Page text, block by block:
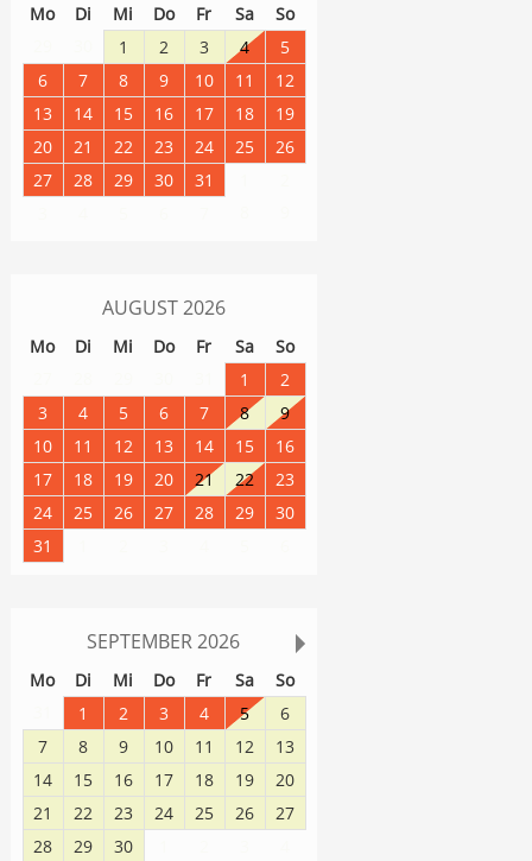
Mo Di Mi Do Fr Sa
So
1 2 3 4
5
6
7 8 9 10 11
12
13
14 15 16 17 18
19
20
21 22 23 24 25
26
27
28 29 30 31
AUGUST2026
Mo Di Mi Do Fr Sa
So
1
2
3
4 5 6 7 8
9
10
11 12 13 14 15
16
17
18 19 20 21 22
23
24
25 26 27 28 29
30
31
SEPTEMBER 2026
Mo Di Mi Do Fr Sa
So
1 2 3 4 5
6
7
8 9 10 11 12
13
14
15 16 17 18 19
20
21
22 23 24 25 26
27
28
29 30